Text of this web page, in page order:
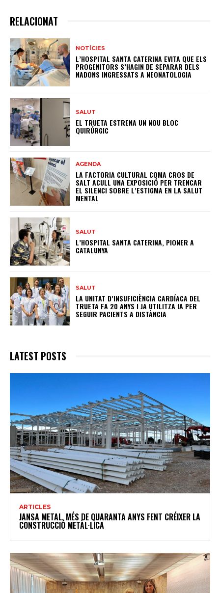
RELACIONAT
NOTÍCIES
L’HOSPITAL SANTA CATERINA EVITA QUE ELS
PROGENITORS S’HAGIN DE SEPARAR DELS
NADONS INGRESSATS A NEONATOLOGIA
SALUT
EL TRUETA ESTRENA UN NOU BLOC
QUIRÚRGIC
AGENDA
LA FACTORIA CULTURAL COMA CROS DE
SALT ACULL UNA EXPOSICIÓ PER TRENCAR
EL SILENCI SOBRE L’ESTIGMA EN LA SALUT
MENTAL
SALUT
L’HOSPITAL SANTA CATERINA, PIONER A
CATALUNYA
SALUT
LA UNITAT D’INSUFICIÈNCIA CARDÍACA DEL
TRUETA FA 20 ANYS I JA UTILITZA IA PER
SEGUIR PACIENTS A DISTÀNCIA
LATEST POSTS
ARTICLES
JANSA METAL, MÉS DE QUARANTA ANYS FENT CRÉIXER LA
CONSTRUCCIÓ METÀL·LICA